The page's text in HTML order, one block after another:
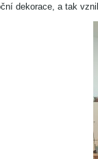
dekorace, a tak